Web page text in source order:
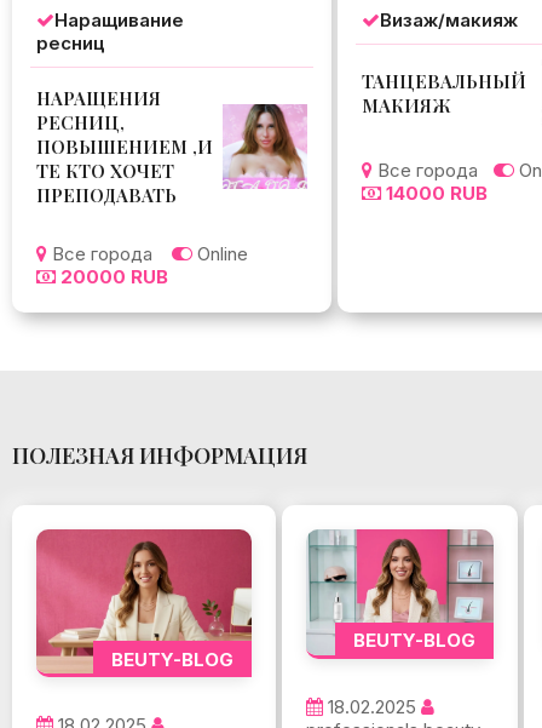
Наращивание
ресниц
НАРАЩЕНИЯ
РЕСНИЦ,
ПОВЫШЕНИЕМ ,И
ТЕ КТО ХОЧЕТ
ПРЕПОДАВАТЬ
Все города
Online
20000 RUB
Визаж/макияж
ТАНЦЕВАЛЬНЫЙ
МАКИЯЖ
Все города
14000 RUB
ПОЛЕЗНАЯ ИНФОРМАЦИЯ
BEUTY-BLOG
BEUTY-BLOG
18.02.2025